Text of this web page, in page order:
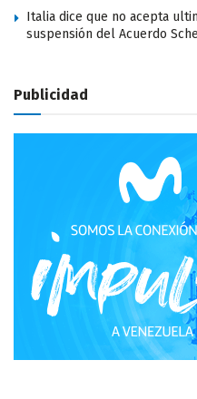
Italia dice que no acepta
suspensión del Acuerdo
Publicidad